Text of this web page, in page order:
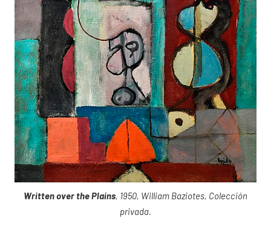
Written over the Plains, 1950, William Baziotes, Colección
privada.